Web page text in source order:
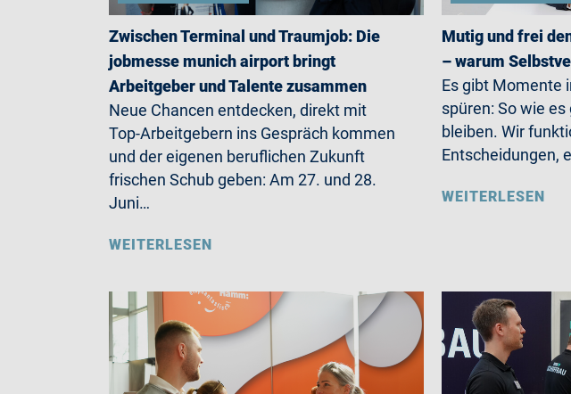
Zwischen Terminal und Traumjob: Die
jobmesse munich airport bringt
Arbeitgeber und Talente zusammen
Neue Chancen entdecken, direkt mit
Top-Arbeitgebern ins Gespräch kommen
und der eigenen beruflichen Zukunft
frischen Schub geben: Am 27. und 28.
Juni…
WEITERLESEN
Mutig und frei
– warum
Es gibt Momente
spüren: So wie
bleiben. Wir
Entscheidungen,
WEITERLESEN